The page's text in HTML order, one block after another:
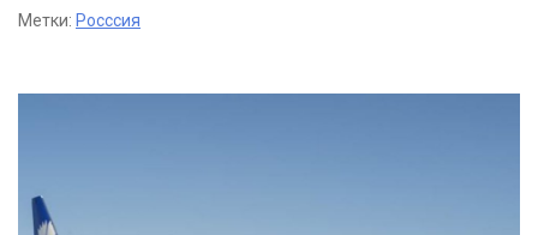
Метки: Росссия